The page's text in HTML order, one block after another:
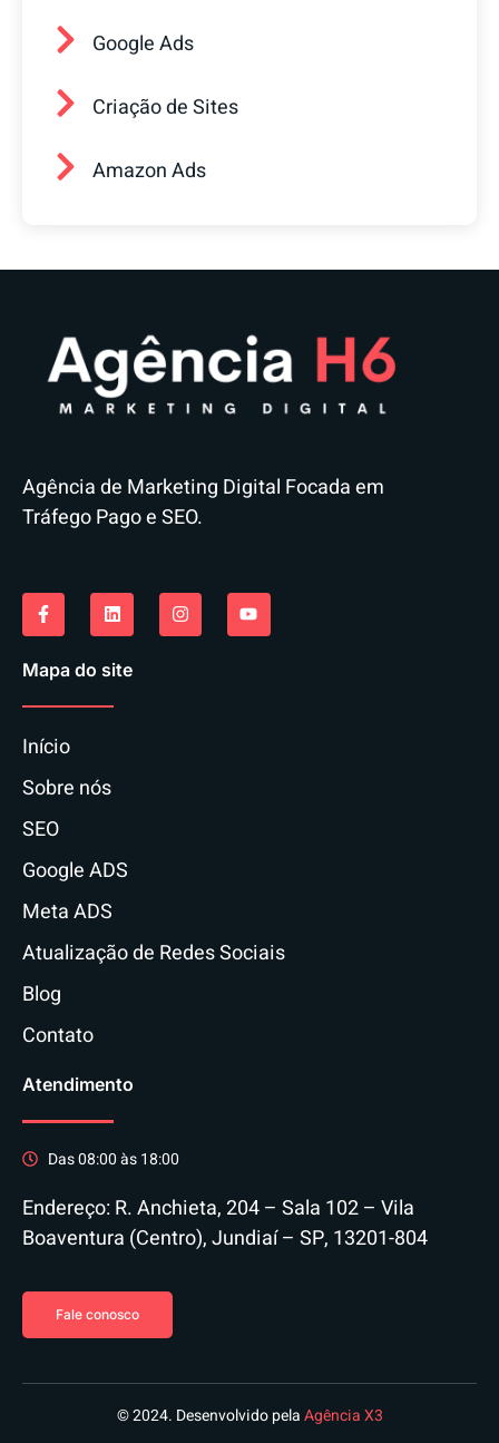
Google Ads
Criação de Sites
Amazon Ads
Agência de Marketing Digital Focada em
Tráfego Pago e SEO.
Mapa do site
Início
Sobre nós
SEO
Google ADS
Meta ADS
Atualização de Redes Sociais
Blog
Contato
Atendimento
Das 08:00 às 18:00
Endereço: R. Anchieta, 204 – Sala 102 – Vila
Boaventura (Centro), Jundiaí – SP, 13201-804
Fale conosco
© 2024. Desenvolvido pelaAgência X3